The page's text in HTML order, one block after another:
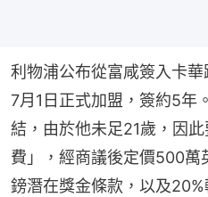
利物浦公布從富咸簽入卡
7月1日正式加盟，簽約5年
結，由於他未足21歲，因
費」，經商議後定價500
鎊潛在獎金條款，以及20%